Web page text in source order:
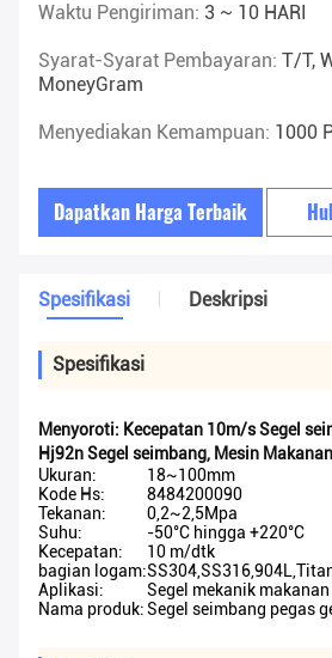
Waktu Pengiriman: 3 ~ 10 HARI
Syarat-Syarat Pembayaran: T/T,
MoneyGram
Menyediakan Kemampuan: 1000
Dapatkan Harga Terbaik
Spesifikasi Deskripsi
Spesifikasi
Menyoroti: Kecepatan 10m/s Segel
Hj92n Segel seimbang, Mesin
Ukuran:
18~100mm
Kode Hs:
8484200090
Tekanan:
0,2~2,5Mpa
Suhu:
-50°C hingga +220°C
Kecepatan:
10 m/dtk
bagian logam:
Aplikasi:
Segel mekanik makanan
Nama produk:Segel seimbang pegas